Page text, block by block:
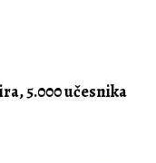
5.000 učesnika